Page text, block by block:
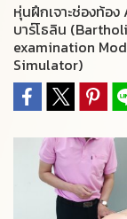
หุ่นฝึกเจาะช่องท้อ
บาร์โธลิน
examination
Simulator)